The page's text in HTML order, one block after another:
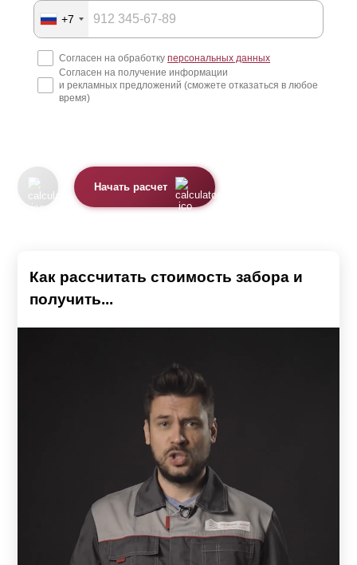
+7
Согласен на обработку персональных данных
Согласен на получение информации
и рекламных предложений (сможете отказаться в любое
время)
Начать расчет
Как рассчитать стоимость забора и
получить...